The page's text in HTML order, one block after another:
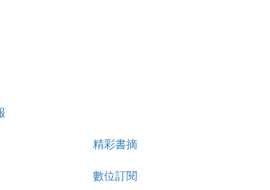
精彩書摘
數位訂閱